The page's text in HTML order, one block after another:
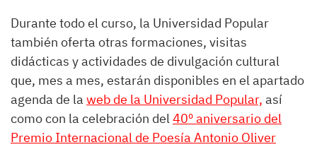
Durante todo el curso, la Universidad Popular
también oferta otras formaciones, visitas
didácticas y actividades de divulgación cultural
que, mes a mes, estarán disponibles en el apartado
agenda de la web de la Universidad Popular, así
como con la celebración del40º aniversario del
Premio Internacional de Poesía Antonio Oliver